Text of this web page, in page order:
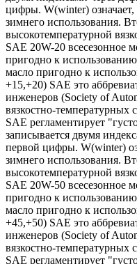
цифры. W(winter)
зимнего использования.
высокотемпературной
SAE 20W-20 всесезонное
пригодно к
масло пригодно к
+15,+20) SAE это
инженеров (Society of
вязкостно-температурных
SAE регламентирует
записывается двумя
первой цифры. W(winter)
зимнего использования.
высокотемпературной
SAE 20W-50 всесезонное
пригодно к
масло пригодно к
+45,+50) SAE это
инженеров (Society of
вязкостно-температурных
SAE регламентирует